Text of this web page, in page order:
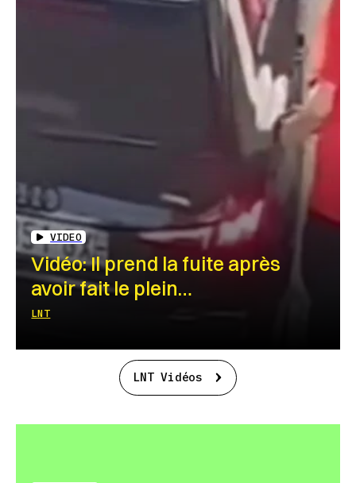
VIDEO
Vidéo: Il prend la fuite après
avoir fait le plein…
LNT
LNT Vidéos